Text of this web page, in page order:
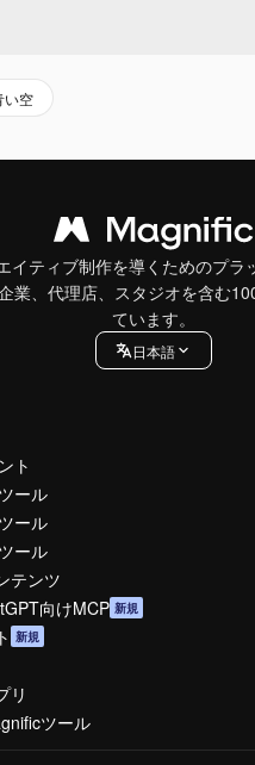
い空
イティブ制作を導くためのプラ
業、代理店、スタジオを含む
ています。
日本語
ト
ール
ール
ール
テンツ
向けMCP 新規
新規
リ
ツール